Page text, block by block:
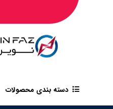
دسته بندی محصولات